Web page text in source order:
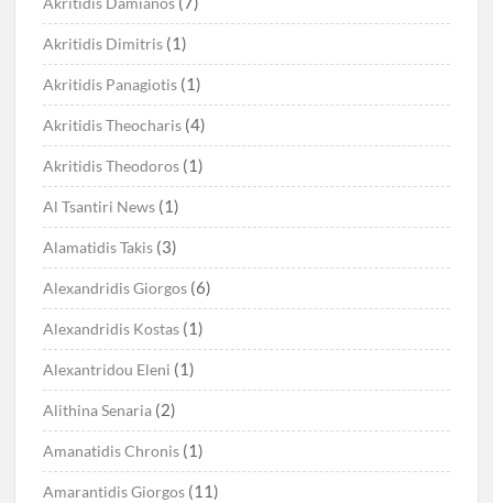
Akritidis Dimitris (1)
Akritidis Panagiotis (1)
Akritidis Theocharis (4)
Akritidis Theodoros (1)
Al Tsantiri News (1)
Alamatidis Takis (3)
Alexandridis Giorgos (6)
Alexandridis Kostas (1)
Alexantridou Eleni (1)
Alithina Senaria (2)
Amanatidis Chronis (1)
Amarantidis Giorgos (11)